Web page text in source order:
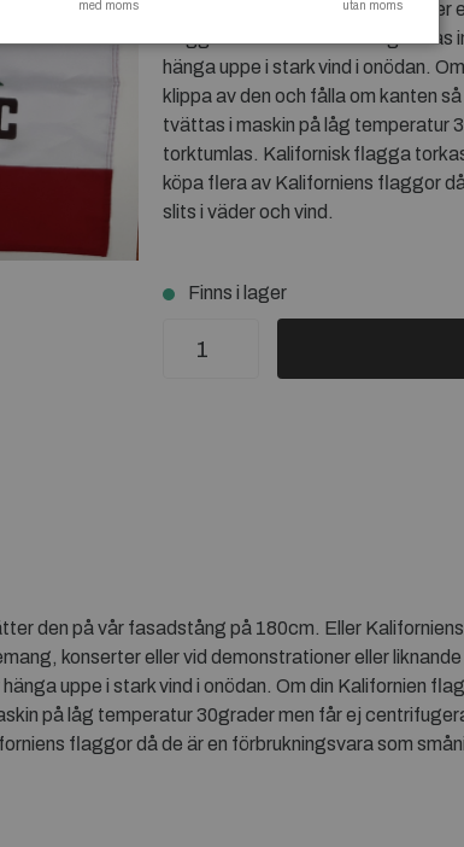
konserter eller vid demonstrationer
flagga blir blöt ska den
hänga uppe i stark vind i onödan.
klippa av den och fålla om kanten
tvättas i maskin på låg temperatur
torktumlas. Kalifornisk flagga
köpa flera av Kaliforniens flaggor
slits i väder och vind.
Finns i lager
den på vår fasadstång på 180cm. Eller
konserter eller vid demonstrationer eller
uppe i stark vind i onödan. Om din Kalifornien
på låg temperatur 30grader men får ej
flaggor då de är en förbrukningsvara som
med moms utan moms